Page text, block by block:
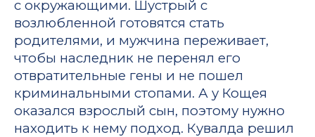
с окружающими. Шустрый с
возлюбленной готовятся стать
родителями, и мужчина переживает,
чтобы наследник не перенял его
отвратительные гены и не пошел
криминальными стопами. А у Кощея
оказался взрослый сын, поэтому нужно
находить к нему подход. Кувалда решил